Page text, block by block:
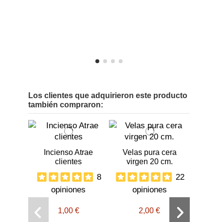
Los clientes que adquirieron este producto
también compraron:
Incienso Atrae
clientes
8
opiniones
1,00 €
Velas pura cera
virgen 20 cm.
22
opiniones
2,00 €